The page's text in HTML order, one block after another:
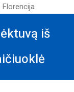
iš